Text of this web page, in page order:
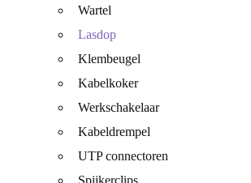
Wartel
Lasdop
Klembeugel
Kabelkoker
Werkschakelaar
Kabeldrempel
UTP connectoren